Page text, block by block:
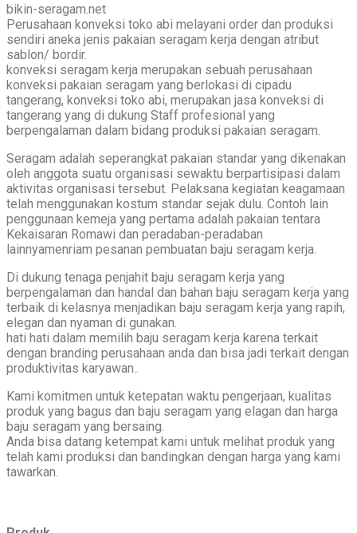
bikin-seragam.net
Perusahaan konveksi toko abi melayani order dan produksi
sendiri aneka jenis pakaian seragam kerja dengan atribut
sablon/ bordir.
konveksi seragam kerja merupakan sebuah perusahaan
konveksi pakaian seragam yang berlokasi di cipadu
tangerang, konveksi toko abi, merupakan jasa konveksi di
tangerang yang di dukung Staff profesional yang
berpengalaman dalam bidang produksi pakaian seragam.
Seragam adalah seperangkat pakaian standar yang dikenakan
oleh anggota suatu organisasi sewaktu berpartisipasi dalam
aktivitas organisasi tersebut. Pelaksana kegiatan keagamaan
telah menggunakan kostum standar sejak dulu. Contoh lain
penggunaan kemeja yang pertama adalah pakaian tentara
Kekaisaran Romawi dan peradaban-peradaban
lainnyamenriam pesanan pembuatan baju seragam kerja.
Di dukung tenaga penjahit baju seragam kerja yang
berpengalaman dan handal dan bahan baju seragam kerja yang
terbaik di kelasnya menjadikan baju seragam kerja yang rapih,
elegan dan nyaman di gunakan.
hati hati dalam memilih baju seragam kerja karena terkait
dengan branding perusahaan anda dan bisa jadi terkait dengan
produktivitas karyawan..
Kami komitmen untuk ketepatan waktu pengerjaan, kualitas
produk yang bagus dan baju seragam yang elagan dan harga
baju seragam yang bersaing.
Anda bisa datang ketempat kami untuk melihat produk yang
telah kami produksi dan bandingkan dengan harga yang kami
tawarkan.